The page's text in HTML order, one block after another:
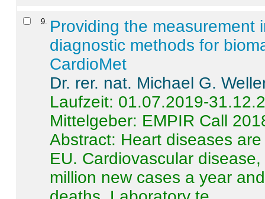
9
Providing the measurement
diagnostic methods for
CardioMet
Dr. rer. nat. Michael G.
Laufzeit: 01.07.2019-
Mittelgeber: EMPIR Call
Abstract: Heart diseases
EU. Cardiovascular
million new cases a year